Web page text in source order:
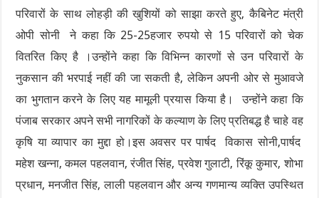
परिवारों के साथ लोहड़ी की खुशियों को साझा करते हुए, कैबिनेट मंत्री
ओपी सोनी ने कहा कि 25-25हजार रुपयो से 15 परिवारों को चेक
वितरित किए है ।उन्होंने कहा कि विभिन्न कारणों से उन परिवारों के
नुकसान की भरपाई नहीं की जा सकती है, लेकिन अपनी ओर से मुआवजे
का भुगतान करने के लिए यह मामूली प्रयास किया है। उन्होंने कहा कि
पंजाब सरकार अपने सभी नागरिकों के कल्याण के लिए प्रतिबद्ध है चाहे वह
कृषि या व्यापार का मुद्दा हो।इस अवसर पर पार्षद विकास सोनी,पार्षद
महेश खन्ना, कमल पहलवान, रंजीत सिंह, प्रवेश गुलाटी, रिंकू कुमार, शोभा
प्रधान, मनजीत सिंह, लाली पहलवान और अन्य गणमान्य व्यक्ति उपस्थित